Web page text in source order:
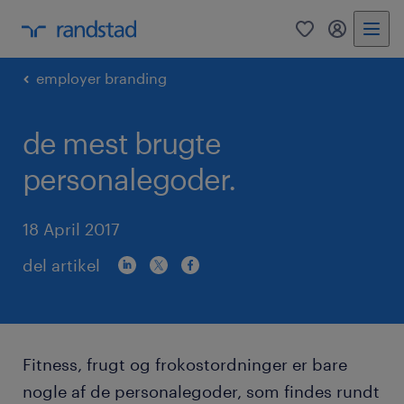
0
employer branding
de mest brugte
personalegoder.
18 April 2017
del artikel
Fitness, frugt og frokostordninger er bare
nogle af de personalegoder, som findes rundt